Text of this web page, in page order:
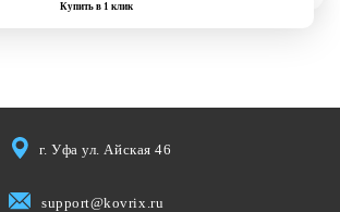
Купить в 1 клик
г. Уфа ул. Айская 46
support@kovrix.ru